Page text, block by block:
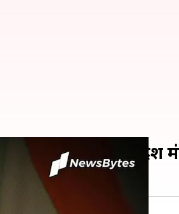
की जानकारी देगा विदेश